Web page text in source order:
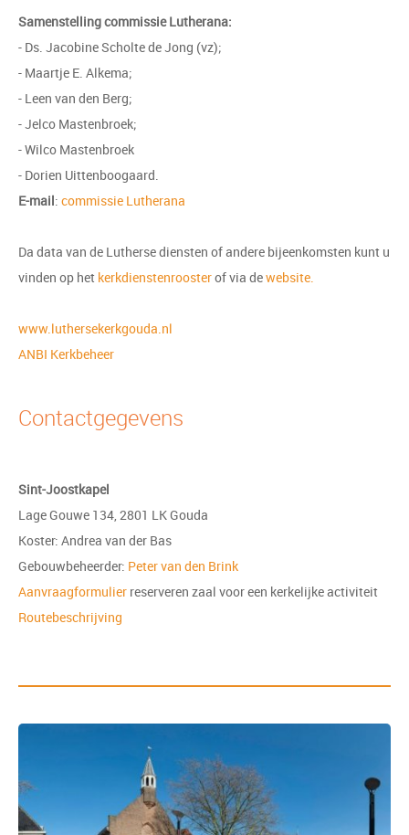
Samenstelling commissie Lutherana:
- Ds. Jacobine Scholte de Jong (vz);
- Maartje E. Alkema;
- Leen van den Berg;
- Jelco Mastenbroek;
-Wilco Mastenbroek
- Dorien Uittenboogaard.
E-mail: commissie Lutherana
Da data van de Lutherse diensten of andere bijeenkomsten kunt u
vinden op het kerkdienstenroosterof via dewebsite.
www.luthersekerkgouda.nl
ANBI Kerkbeheer
Contactgegevens
Sint-Joostkapel
Lage Gouwe 134, 2801 LK Gouda
Koster: Andrea van der Bas
Gebouwbeheerder: Peter van den Brink
Aanvraagformulier reserveren zaal voor een kerkelijke activiteit
Routebeschrijving